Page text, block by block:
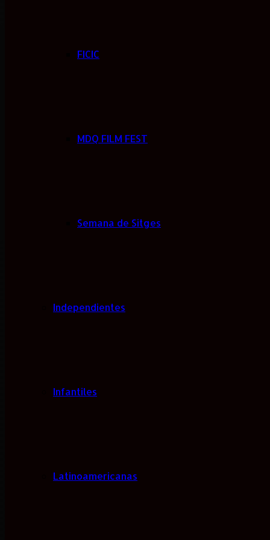
FICIC
MDQ FILM FEST
Semana de Sitges
Independientes
Infantiles
Latinoamericanas